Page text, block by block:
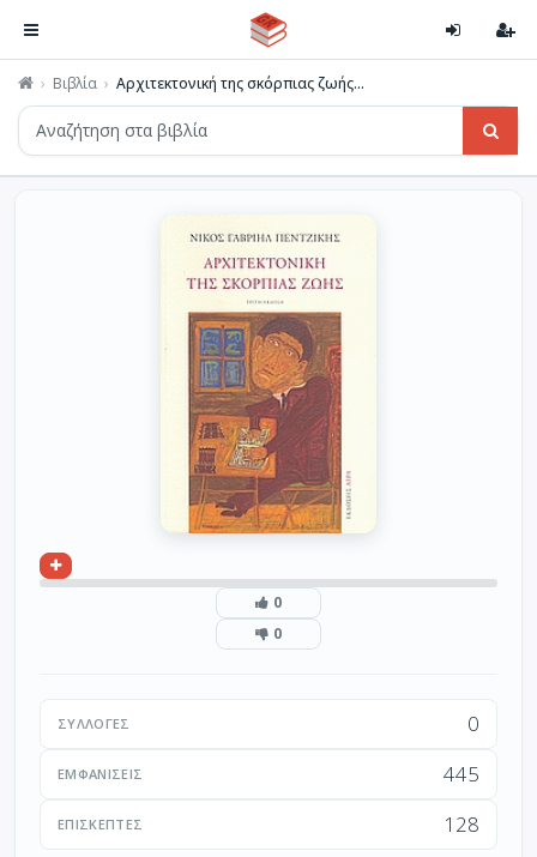
Βιβλία Αρχιτεκτονική της σκόρπιας ζωής...
0
0
ΣΥΛΛΟΓΈΣ 0
ΕΜΦΑΝΊΣΕΙΣ 445
ΕΠΙΣΚΈΠΤΕΣ 128